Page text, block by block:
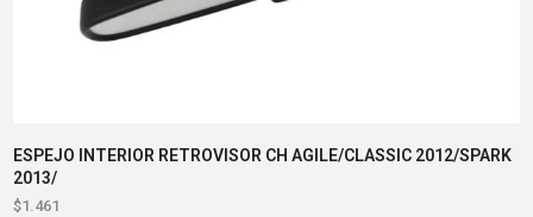
ESPEJO INTERIOR RETROVISOR CH AGILE/CLASSIC 2012/SPARK
2013/
$1.461